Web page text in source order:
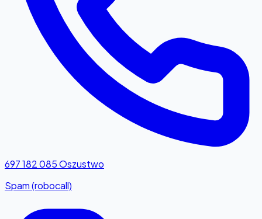
697 182 085Oszustwo
Spam (robocall)